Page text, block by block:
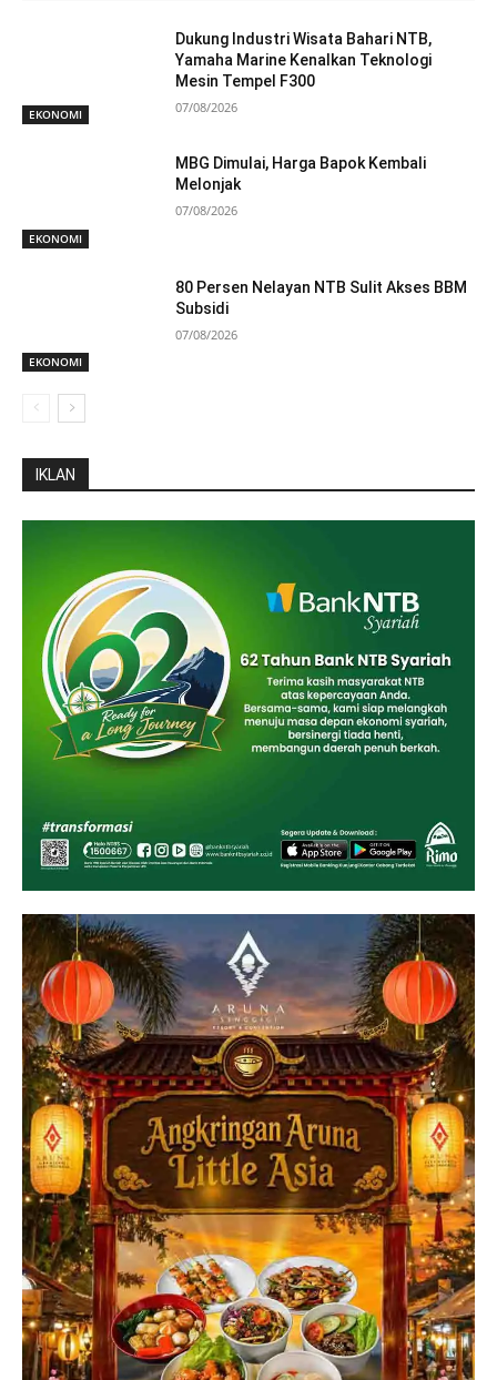
EKONOMI
Dukung Industri Wisata Bahari NTB,
Yamaha Marine Kenalkan Teknologi
Mesin Tempel F300
07/08/2026
EKONOMI
MBG Dimulai, Harga Bapok Kembali
Melonjak
07/08/2026
EKONOMI
80 Persen Nelayan NTB Sulit Akses BBM
Subsidi
07/08/2026
IKLAN